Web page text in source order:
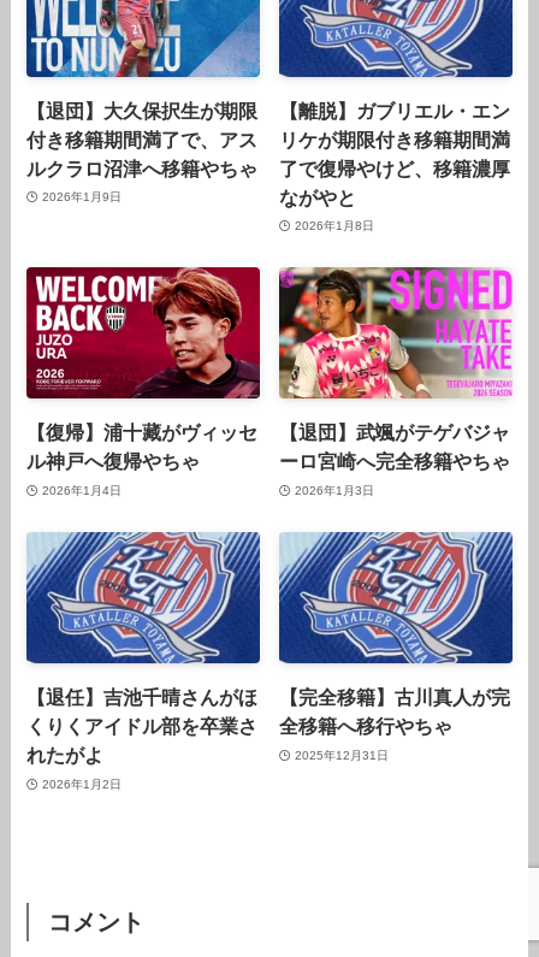
【退団】大久保択生が期限
付き移籍期間満了で、アス
ルクラロ沼津へ移籍やちゃ
2026年1月9日
【離脱】ガブリエル・エン
リケが期限付き移籍期間満
了で復帰やけど、移籍濃厚
ながやと
2026年1月8日
【復帰】浦十藏がヴィッセ
ル神戸へ復帰やちゃ
2026年1月4日
【退団】武颯がテゲバジャ
ーロ宮崎へ完全移籍やちゃ
2026年1月3日
【退任】吉池千晴さんがほ
くりくアイドル部を卒業さ
れたがよ
2026年1月2日
【完全移籍】古川真人が完
全移籍へ移行やちゃ
2025年12月31日
コメント